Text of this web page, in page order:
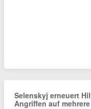
Selenskyj erneuert
Angriffen auf